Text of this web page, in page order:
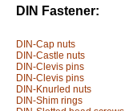
DIN Fastener:
DIN-Cap nuts
DIN-Castle nuts
DIN-Clevis pins
DIN-Clevis pins
DIN-Knurled nuts
DIN-Shim rings